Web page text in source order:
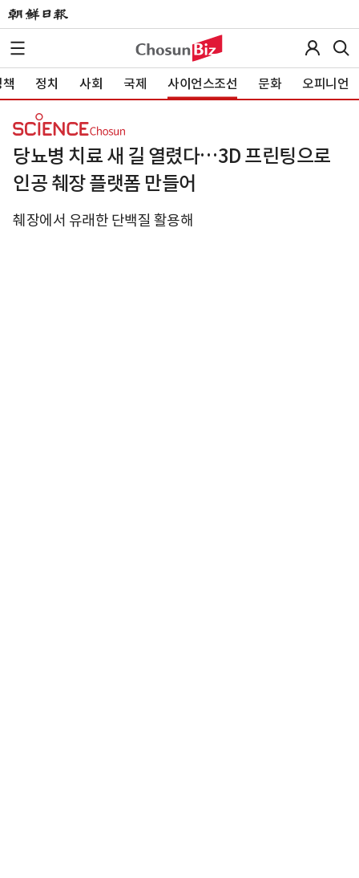
정치 사회 국제 사이언스조선 문화 오피니언
당뇨병 치료 새 길 열렸다…3D 프린팅으로
인공 췌장 플랫폼 만들어
췌장에서 유래한 단백질 활용해